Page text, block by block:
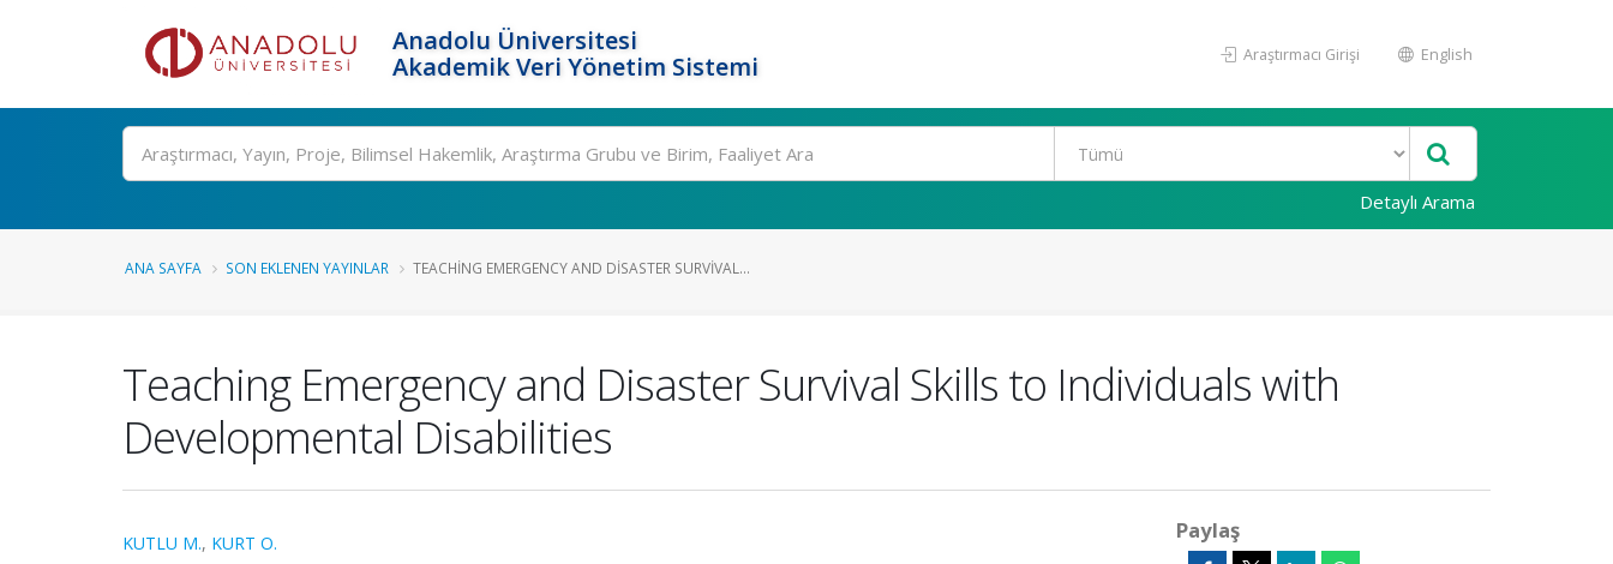
Anadolu Üniversitesi
Akademik Veri Yönetim Sistemi
Araştırmacı Girişi English
Ara
Detaylı Arama
ANA SAYFA SON EKLENEN YAYINLAR TEACHING EMERGENCY AND DISASTER SURVIVAL...
Teaching Emergency and Disaster Survival Skills to Individuals with
Developmental Disabilities
KUTLU M., KURT O.
Paylaş